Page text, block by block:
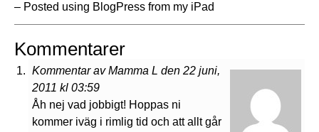
– Posted using BlogPress from my iPad
Kommentarer
Kommentar av Mamma L den 22 juni,
2011 kl 03:59
Åh nej vad jobbigt! Hoppas ni
kommer iväg i rimlig tid och att allt går